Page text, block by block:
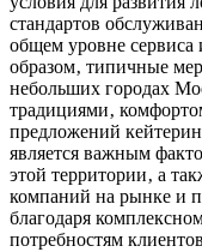
стандартов
общем уровне сервиса
образом‚ типичные
небольших городах
традициями‚
предложений
является важным
этой территории‚ а
компаний на рынке и
благодаря
потребностям